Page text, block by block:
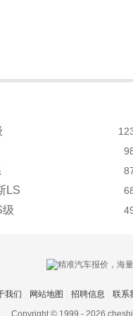
LS
级
我们 网站地图 招聘信息 联系
Copyright © 1999 - 2026